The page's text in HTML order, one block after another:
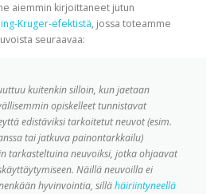
aiemmin kirjoittaneet jutun
Kruger-efektistä, jossa toteamme
seuraavaa:
kuitenkin silloin, kun jaetaan
opiskelleet tunnistavat
edistäviksi tarkoitetut neuvot (esim.
tai jatkuva painontarkkailu)
tarkasteltuina neuvoiksi, jotka ohjaavat
Näillä neuvoilla ei
hyvinvointia, sillähäiriintyneellä